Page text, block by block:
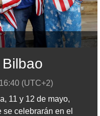
16:40 (UTC+2)
11 y 12 de mayo,
se celebrarán en el